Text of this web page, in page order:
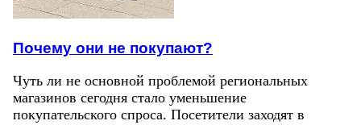
Почему они не покупают?
Чуть ли не основной проблемой региональных
магазинов сегодня стало уменьшение
покупательского спроса. Посетители заходят в